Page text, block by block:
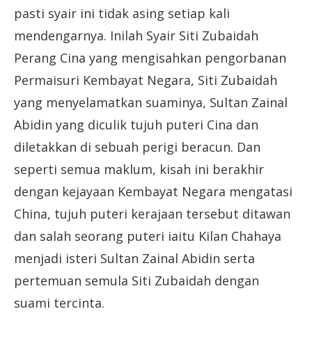
pasti syair ini tidak asing setiap kali
mendengarnya. Inilah Syair Siti Zubaidah
Perang Cina yang mengisahkan pengorbanan
Permaisuri Kembayat Negara, Siti Zubaidah
yang menyelamatkan suaminya, Sultan Zainal
Abidin yang diculik tujuh puteri Cina dan
diletakkan di sebuah perigi beracun. Dan
seperti semua maklum, kisah ini berakhir
dengan kejayaan Kembayat Negara mengatasi
China, tujuh puteri kerajaan tersebut ditawan
dan salah seorang puteri iaitu Kilan Chahaya
menjadi isteri Sultan Zainal Abidin serta
pertemuan semula Siti Zubaidah dengan
suami tercinta.